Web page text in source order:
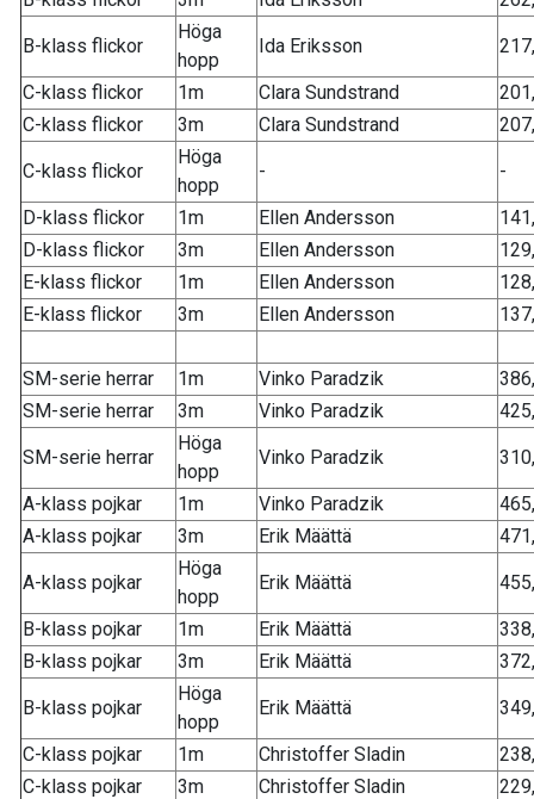
B-klass flickor
Höga
hopp
Ida Eriksson
C-klass flickor 1m Clara Sundstrand
C-klass flickor
3m Clara Sundstrand
C-klass flickor
Höga
hopp
- -
D-klass flickor 1m Ellen Andersson
D-klass flickor
3m Ellen Andersson
E-klass flickor
1m Ellen Andersson
E-klass flickor
3m Ellen Andersson
SM-serie herrar 1m Vinko Paradzik
SM-serie herrar
3m Vinko Paradzik
SM-serie herrar
Höga
hopp
Vinko Paradzik
A-klass pojkar 1m Vinko Paradzik
A-klass pojkar
3m Erik Määttä
A-klass pojkar
Höga
hopp
Erik Määttä
B-klass pojkar 1m Erik Määttä
B-klass pojkar
3m Erik Määttä
B-klass pojkar
Höga
hopp
Erik Määttä
C-klass pojkar 1m Christoffer Sladin
C-klass pojkar
3m Christoffer Sladin